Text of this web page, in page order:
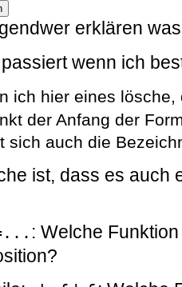
erklären
wenn ich
ich hier eines
der Anfang der
sich auch die
ist, dass es auch
: Welche